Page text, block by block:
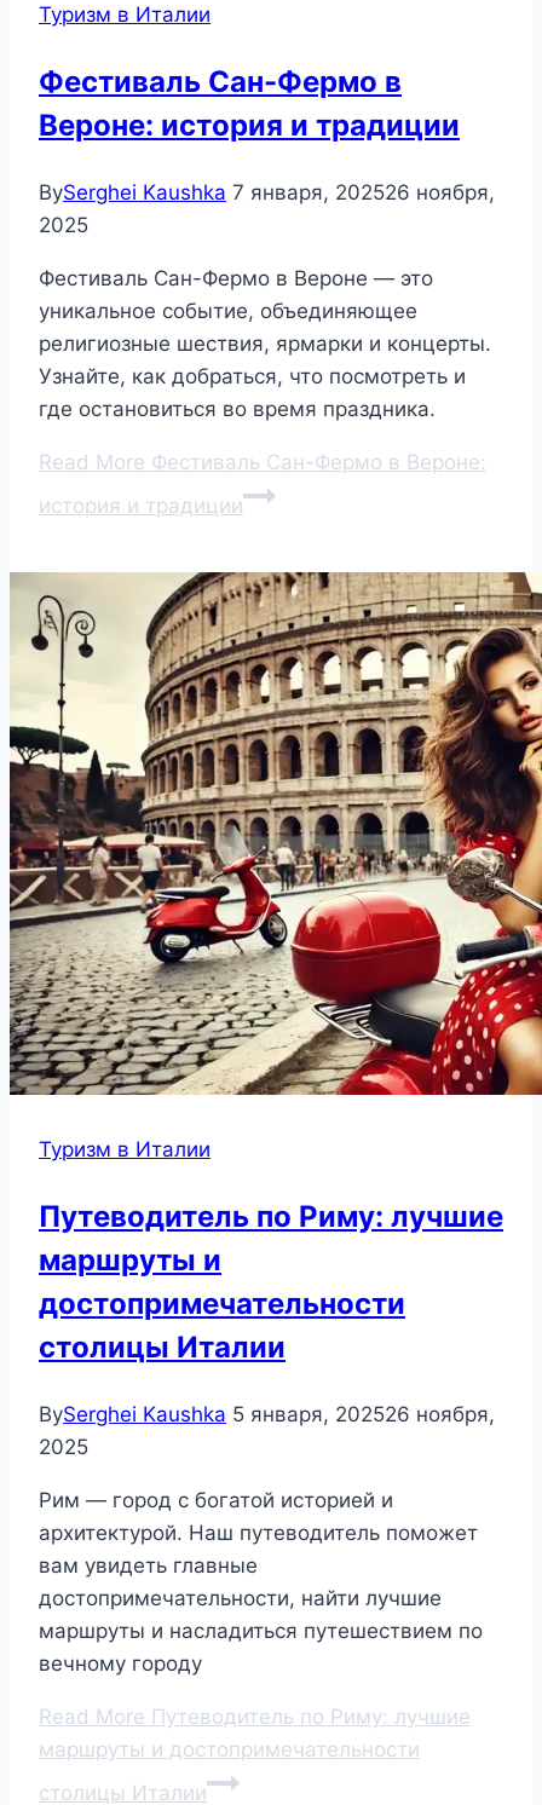
Туризм в Италии
Фестиваль Сан-Фермо в
Вероне: история и традиции
BySerghei Kaushka 7 января, 202526 ноября,
2025
Фестиваль Сан-Фермо в Вероне — это
уникальное событие, объединяющее
религиозные шествия, ярмарки и концерты.
Узнайте, как добраться, что посмотреть и
где остановиться во время праздника.
Read More Фестиваль Сан-Фермо в Вероне:
история и традиции
Туризм в Италии
Путеводитель по Риму: лучшие
маршруты и
достопримечательности
столицы Италии
BySerghei Kaushka 5 января, 202526 ноября,
2025
Рим — город с богатой историей и
архитектурой. Наш путеводитель поможет
вам увидеть главные
достопримечательности, найти лучшие
маршруты и насладиться путешествием по
вечному городу
Read More Путеводитель по Риму: лучшие
маршруты и достопримечательности
столицы Италии